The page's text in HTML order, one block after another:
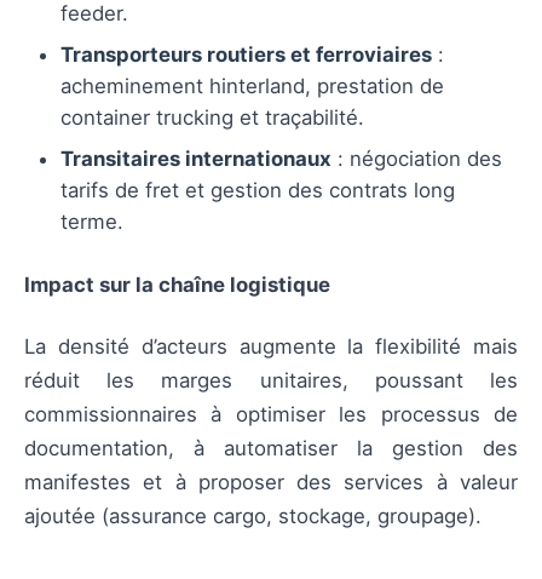
feeder.
Transporteurs routiers et ferroviaires :
acheminement hinterland, prestation de
container trucking et traçabilité.
Transitaires internationaux : négociation des
tarifs de fret et gestion des contrats long
terme.
Impact sur la chaîne logistique
La densité d’acteurs augmente la flexibilité mais
réduit les marges unitaires, poussant les
commissionnaires à optimiser les processus de
documentation, à automatiser la gestion des
manifestes et à proposer des services à valeur
ajoutée (assurance cargo, stockage, groupage).